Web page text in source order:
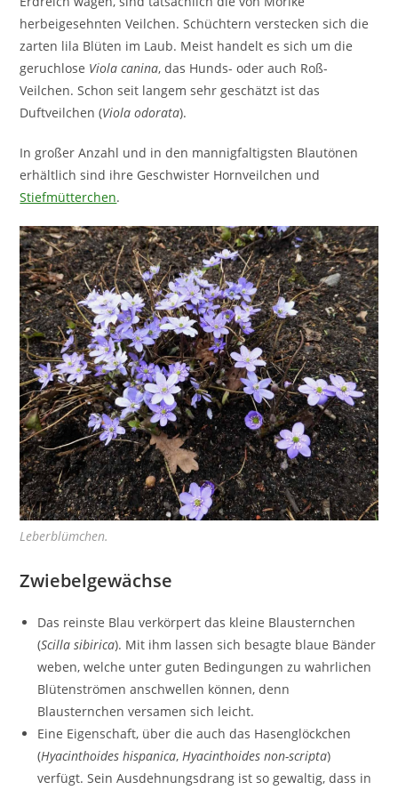
herbeigesehnten Veilchen. Schüchtern verstecken sich die
zarten lila Blüten im Laub. Meist handelt es sich um die
geruchlose Viola canina, das Hunds- oder auch Roß-
Veilchen. Schon seit langem sehr geschätzt ist das
Duftveilchen (Viola odorata).
In großer Anzahl und in den mannigfaltigsten Blautönen
erhältlich sind ihre Geschwister Hornveilchen und
Stiefmütterchen.
Leberblümchen.
Zwiebelgewächse
Das reinste Blau verkörpert das kleine Blausternchen
(Scilla sibirica). Mit ihm lassen sich besagte blaue Bänder
weben, welche unter guten Bedingungen zu wahrlichen
Blütenströmen anschwellen können, denn
Blausternchen versamen sich leicht.
Eine Eigenschaft, über die auch das Hasenglöckchen
(Hyacinthoides hispanica, Hyacinthoides non-scripta)
verfügt. Sein Ausdehnungsdrang ist so gewaltig, dass in